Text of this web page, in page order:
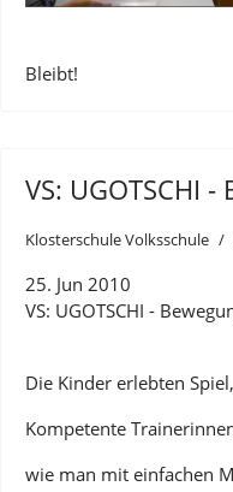
Bleibt!
VS: UGOTSCHI
Klosterschule Volksschule
25. Jun 2010
VS: UGOTSCHI -
Die Kinder erlebten
Kompetente
wie man mit einfachen